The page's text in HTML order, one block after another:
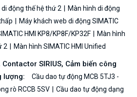
di động thế hệ thứ 2
Màn hình di động
Máy khách web di động SIMATIC
HMI KP8/KP8F/KP32F
Màn hình
2
Màn hình SIMATIC HMI Unified
SIRIUS, Cảm biến công
lượng:
Cầu dao tự động MCB 5TJ3 -
rò RCCB 5SV
Cầu dao tự động dạng